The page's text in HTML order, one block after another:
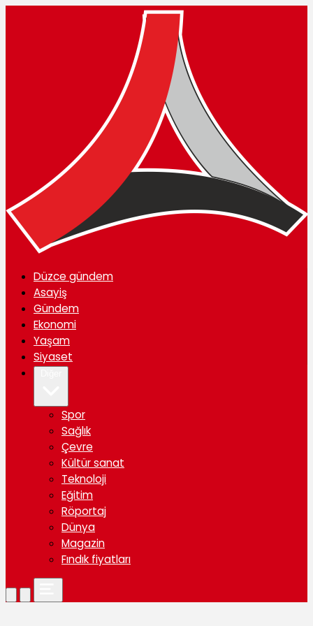
Düzce gündem
Asayiş
Gündem
Ekonomi
Yaşam
Siyaset
Spor
Sağlık
Çevre
Kültür sanat
Teknoloji
Eğitim
Röportaj
Dünya
Magazin
Fındık fiyatları